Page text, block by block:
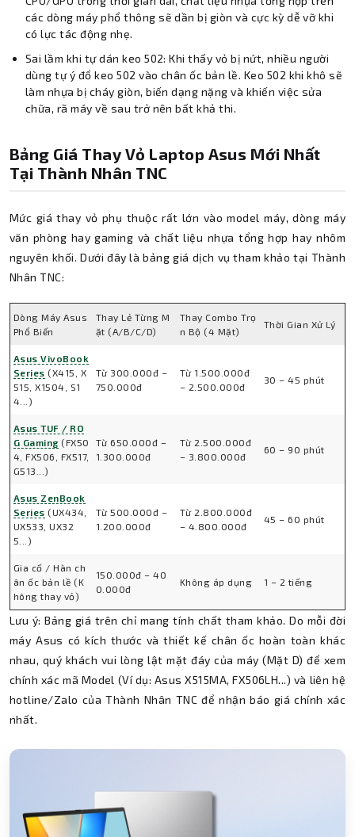
các dòng máy phổ thông sẽ dần bị giòn và cực kỳ dễ vỡ khi
có lực tác động nhẹ.
Sai lầm khi tự dán keo 502: Khi thấy vỏ bị nứt, nhiều người
dùng tự ý đổ keo 502 vào chân ốc bản lề. Keo 502 khi khô sẽ
làm nhựa bị cháy giòn, biến dạng nặng và khiến việc sửa
chữa, rã máy về sau trở nên bất khả thi.
Bảng Giá Thay Vỏ Laptop Asus Mới Nhất
Tại Thành Nhân TNC
Mức giá thay vỏ phụ thuộc rất lớn vào model máy, dòng máy
văn phòng hay gaming và chất liệu nhựa tổng hợp hay nhôm
nguyên khối. Dưới đây là bảng giá dịch vụ tham khảo tại Thành
Nhân TNC:
Dòng Máy Asus
Phổ Biến
Thay Lẻ Từng M
ặt (A/B/C/D)
Thay Combo Trọ
n Bộ (4 Mặt)
Thời Gian Xử Lý
Asus VivoBook
Series (X415, X
515, X1504, S1
4...)
Từ 300.000đ –
750.000đ
Từ 1.500.000đ
– 2.500.000đ
30 – 45 phút
Asus TUF / RO
G Gaming (FX50
4, FX506, FX517,
G513...)
Từ 650.000đ –
1.300.000đ
Từ 2.500.000đ
– 3.800.000đ
60 – 90 phút
Asus ZenBook
Series (UX434,
UX533, UX32
5...)
Từ 500.000đ –
1.200.000đ
Từ 2.800.000đ
– 4.800.000đ
45 – 60 phút
Gia cố / Hàn ch
ân ốc bản lề (K
hông thay vỏ)
150.000đ – 40
0.000đ
Không áp dụng 1 – 2 tiếng
Lưu ý: Bảng giá trên chỉ mang tính chất tham khảo. Do mỗi đời
máy Asus có kích thước và thiết kế chân ốc hoàn toàn khác
nhau, quý khách vui lòng lật mặt đáy của máy (Mặt D) để xem
chính xác mã Model (Ví dụ: Asus X515MA, FX506LH...) và liên hệ
hotline/Zalo của Thành Nhân TNC để nhận báo giá chính xác
nhất.